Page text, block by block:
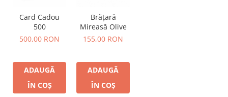
Card Cadou
500
500,00 RON
ADAUGĂ
ÎN COȘ
Brățară
Mireasă Olive
155,00 RON
ADAUGĂ
ÎN COȘ